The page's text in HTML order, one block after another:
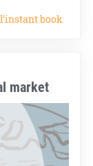
book
market